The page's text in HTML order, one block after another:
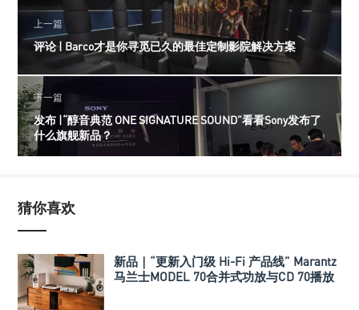
上一篇
评论 | Barco才是你寻觅已久的最佳定制影院解决方案
下一篇
发布 |“醇音典范 ONE SIGNATURE SOUND”看看Sony发布了
什么旗舰新品？
猜你喜欢
新品｜“更新入门级 Hi-Fi 产品线” Marantz
马兰士MODEL 70合并式功放与CD 70播放